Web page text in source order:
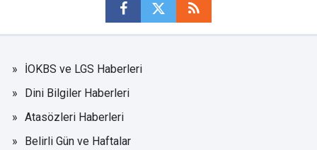
İOKBS ve LGS Haberleri
Dini Bilgiler Haberleri
Atasözleri Haberleri
Belirli Gün ve Haftalar